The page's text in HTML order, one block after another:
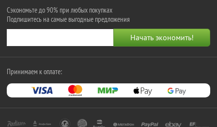
Сэкономьте до 90% при любых покупках
Подпишитесь на самые выгодные предложения
Принимаем к оплате: